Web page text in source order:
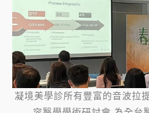
凝境美學診所有豐富的音波拉